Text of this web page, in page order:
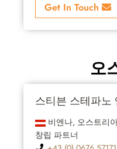
Get In Touch
오
스티븐 스테파노
비엔나, 오스트리
창립 파트너